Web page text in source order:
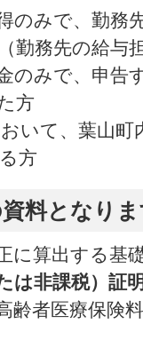
のみで、勤務
勤務先の給与
のみで、申告
方
いて、葉山
方
料となり
に算出する基
は非課税）証
齢者医療保険